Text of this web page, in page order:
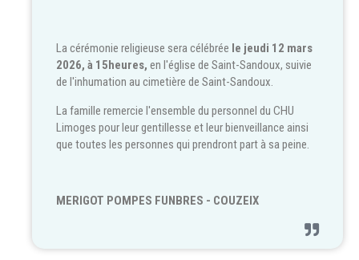
La cérémonie religieuse sera célébrée le jeudi 12 mars
2026, à 15heures, en l'église de Saint-Sandoux, suivie
de l'inhumation au cimetière de Saint-Sandoux.
La famille remercie l'ensemble du personnel du CHU
Limoges pour leur gentillesse et leur bienveillance ainsi
que toutes les personnes qui prendront part à sa peine.
MERIGOT POMPES FUNBRES - COUZEIX